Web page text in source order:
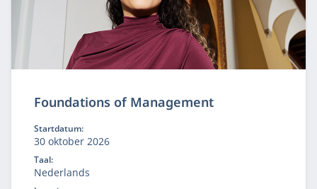
Foundations of Management
Startdatum:
30 oktober 2026
Taal:
Nederlands